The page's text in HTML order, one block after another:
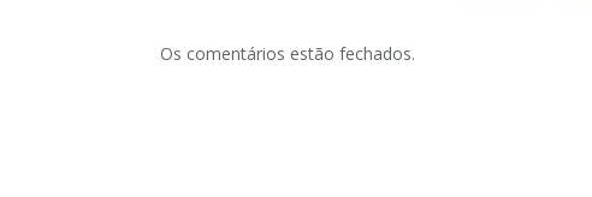
Os comentários estão fechados.